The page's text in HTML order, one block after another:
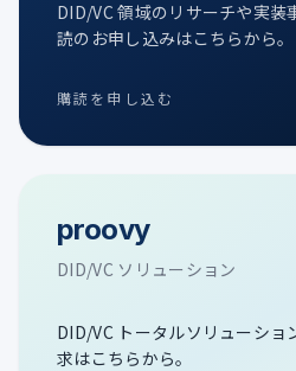
DID/VC 領域のリサーチや実装
読のお申し込みはこちらから。
購読を申し込む
proovy
DID/VC ソリューション
DID/VC トータルソリューシ
求はこちらから。